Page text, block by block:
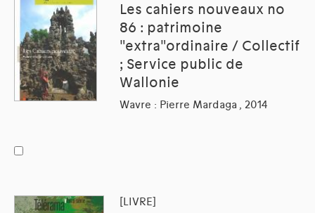
Les cahiers nouveaux no
86 : patrimoine
"extra"ordinaire / Collectif
; Service public de
Wallonie
Wavre : Pierre Mardaga , 2014
[LIVRE]